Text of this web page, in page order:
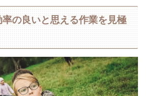
の良いと思える作業を見極